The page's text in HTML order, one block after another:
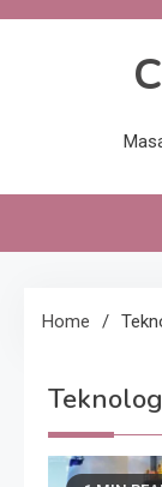
Skip
Home